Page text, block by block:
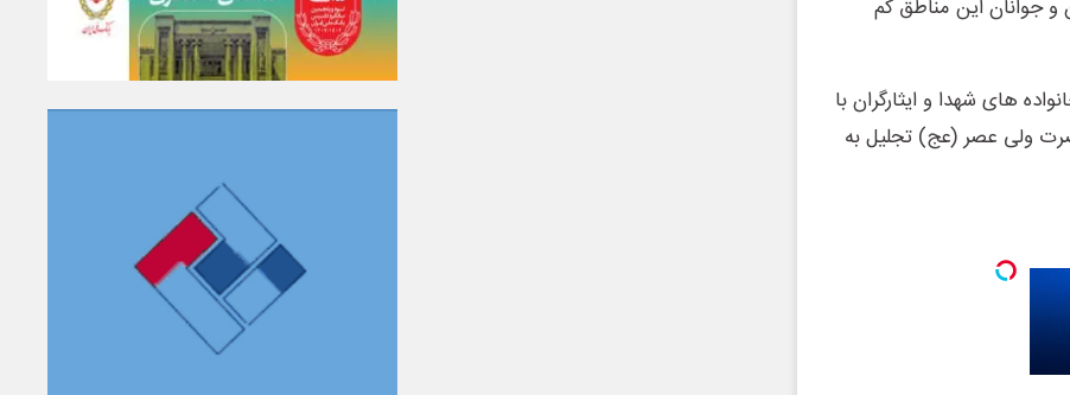
و جوانان این مناطق کم
های شهدا و ایثارگران با
ولی عصر (عج) تجلیل به